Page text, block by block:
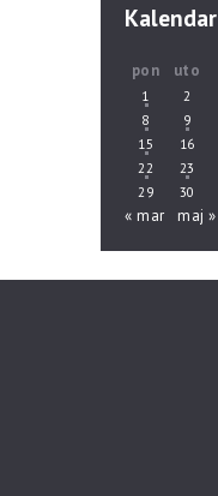
Kalendar
pon uto
1 2
8
9
15
16
22
23
29
30
« mar maj »